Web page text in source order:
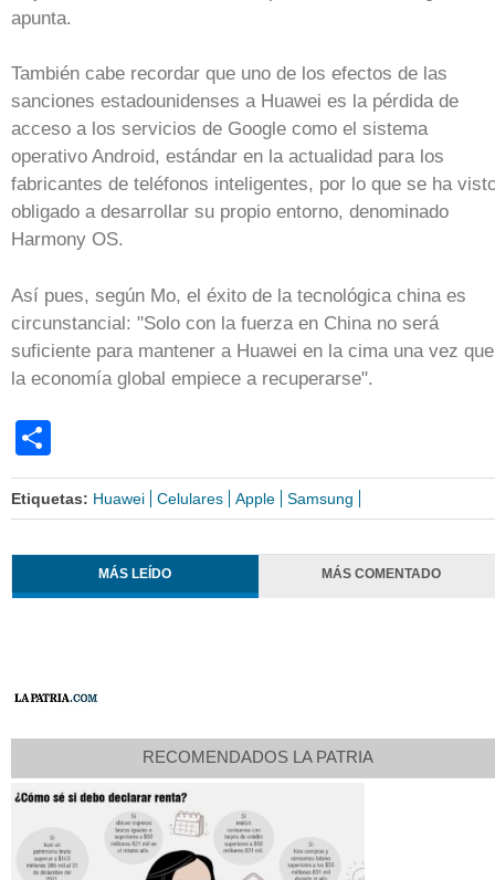
apunta.
También cabe recordar que uno de los efectos de las
sanciones estadounidenses a Huawei es la pérdida de
acceso a los servicios de Google como el sistema
operativo Android, estándar en la actualidad para los
fabricantes de teléfonos inteligentes, por lo que se ha
obligado a desarrollar su propio entorno, denominado
Harmony OS.
Así pues, según Mo, el éxito de la tecnológica china es
circunstancial: "Solo con la fuerza en China no será
suficiente para mantener a Huawei en la cima una vez que
la economía global empiece a recuperarse".
Etiquetas: Huawei Celulares Apple Samsung
MÁS LEÍDO MÁS COMENTADO
RECOMENDADOS LA PATRIA